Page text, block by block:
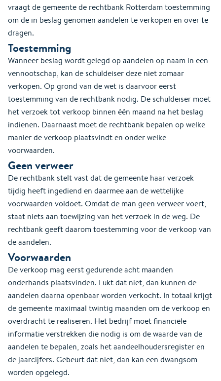
vraagt de gemeente de rechtbank Rotterdam toestemming
om de in beslag genomen aandelen te verkopen en over te
dragen.
Toestemming
Wanneer beslag wordt gelegd op aandelen op naam in een
vennootschap, kan de schuldeiser deze niet zomaar
verkopen. Op grond van de wet is daarvoor eerst
toestemming van de rechtbank nodig. De schuldeiser moet
het verzoek tot verkoop binnen één maand na het beslag
indienen. Daarnaast moet de rechtbank bepalen op welke
manier de verkoop plaatsvindt en onder welke
voorwaarden.
Geen verweer
De rechtbank stelt vast dat de gemeente haar verzoek
tijdig heeft ingediend en daarmee aan de wettelijke
voorwaarden voldoet. Omdat de man geen verweer voert,
staat niets aan toewijzing van het verzoek in de weg. De
rechtbank geeft daarom toestemming voor de verkoop van
de aandelen.
Voorwaarden
De verkoop mag eerst gedurende acht maanden
onderhands plaatsvinden. Lukt dat niet, dan kunnen de
aandelen daarna openbaar worden verkocht. In totaal krijgt
de gemeente maximaal twintig maanden om de verkoop en
overdracht te realiseren. Het bedrijf moet financiële
informatie verstrekken die nodig is om de waarde van de
aandelen te bepalen, zoals het aandeelhoudersregister en
de jaarcijfers. Gebeurt dat niet, dan kan een dwangsom
worden opgelegd.